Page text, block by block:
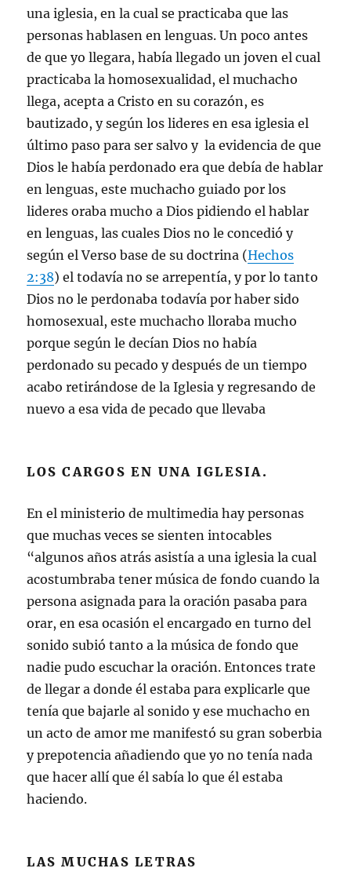
una iglesia, en la cual se practicaba que las
personas hablasen en lenguas. Un poco antes
de que yo llegara, había llegado un joven el cual
practicaba la homosexualidad, el muchacho
llega, acepta a Cristo en su corazón, es
bautizado, y según los lideres en esa iglesia el
último paso para ser salvo y la evidencia de que
Dios le había perdonado era que debía de hablar
en lenguas, este muchacho guiado por los
lideres oraba mucho a Dios pidiendo el hablar
en lenguas, las cuales Dios no le concedió y
según el Verso base de su doctrina (Hechos
2:38) el todavía no se arrepentía, y por lo tanto
Dios no le perdonaba todavía por haber sido
homosexual, este muchacho lloraba mucho
porque según le decían Dios no había
perdonado su pecado y después de un tiempo
acabo retirándose de la Iglesia y regresando de
nuevo a esa vida de pecado que llevaba
LOS CARGOS EN UNA IGLESIA.
En el ministerio de multimedia hay personas
que muchas veces se sienten intocables
“algunos años atrás asistía a una iglesia la cual
acostumbraba tener música de fondo cuando la
persona asignada para la oración pasaba para
orar, en esa ocasión el encargado en turno del
sonido subió tanto a la música de fondo que
nadie pudo escuchar la oración. Entonces trate
de llegar a donde él estaba para explicarle que
tenía que bajarle al sonido y ese muchacho en
un acto de amor me manifestó su gran soberbia
y prepotencia añadiendo que yo no tenía nada
que hacer allí que él sabía lo que él estaba
haciendo.
LAS MUCHAS LETRAS